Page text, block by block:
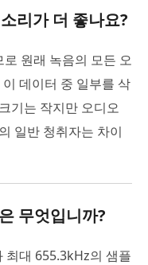
리가 더 좋나요?
로 원래 녹음의 모든 오
데이터 중 일부를 삭
기는 작지만 오디오
일반 청취자는 차이
무엇입니까?
최대 655.3kHz의 샘플